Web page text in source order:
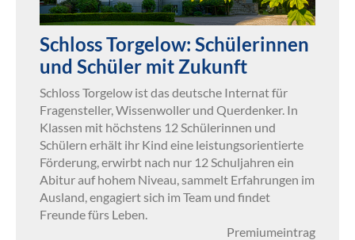
Schloss Torgelow: Schülerinnen
und Schüler mit Zukunft
Schloss Torgelow ist das deutsche Internat für
Fragensteller, Wissenwoller und Querdenker. In
Klassen mit höchstens 12 Schülerinnen und
Schülern erhält ihr Kind eine leistungsorientierte
Förderung, erwirbt nach nur 12 Schuljahren ein
Abitur auf hohem Niveau, sammelt Erfahrungen im
Ausland, engagiert sich im Team und findet
Freunde fürs Leben.
Premiumeintrag